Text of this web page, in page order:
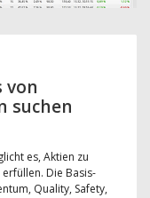
von
suchen
es, Aktien zu
Die Basis-
Quality, Safety,